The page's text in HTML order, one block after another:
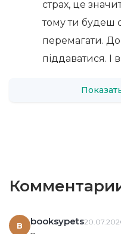
страх, це
тому ти будеш
перемагати.
піддаватися. І
B booksypets